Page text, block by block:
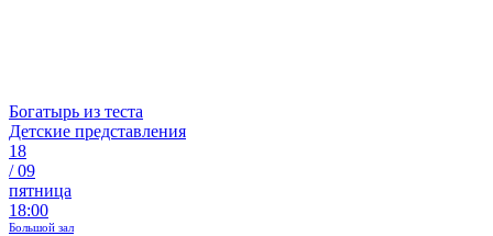
Богатырь из теста
Детские представления
18
/09
пятница
18:00
Большой зал